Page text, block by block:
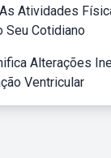
Atividades
Seu Cotidiano
Alterações
Ventricular